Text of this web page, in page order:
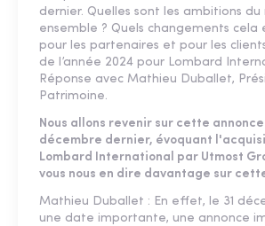
dernier. Quelles sont les ambitions du
ensemble ? Quels changements
pour les partenaires et pour les
de l’année 2024 pour Lombard
Réponse avec Mathieu Duballet,
Patrimoine.
Nous allons revenir sur cette
décembre dernier, évoquant
Lombard International par Utmost
vous nous en dire davantage sur
Mathieu Duballet : En effet, le 31
une date importante, une annonce